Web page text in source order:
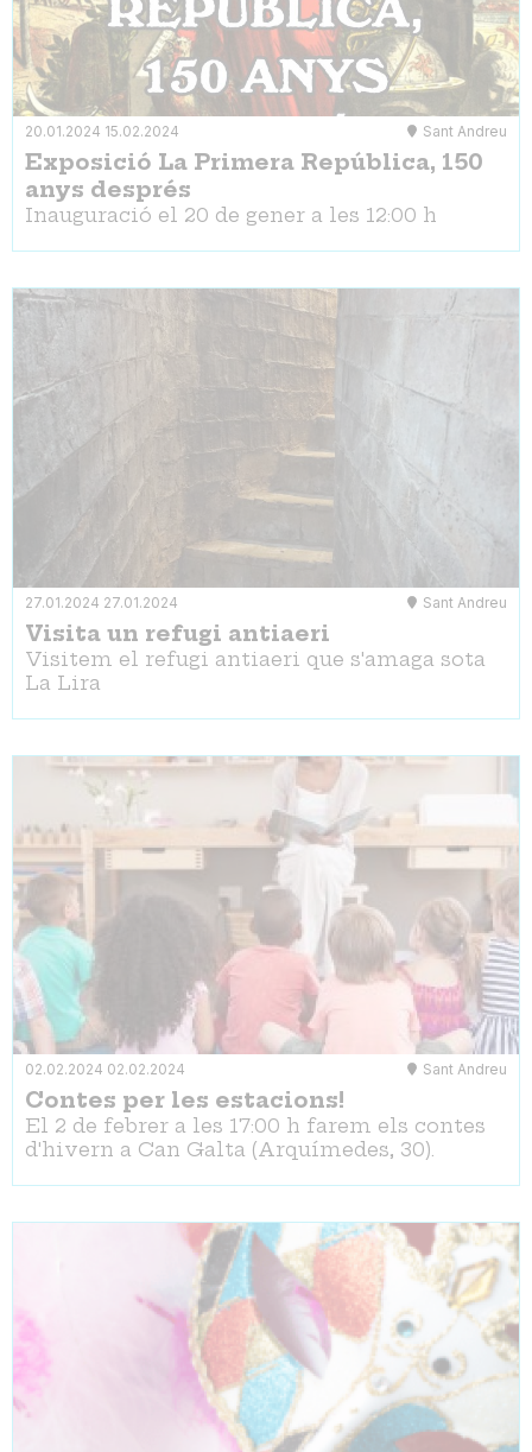
20.01.2024 15.02.2024 Sant Andreu
Exposició La Primera República, 150
anys després
Inauguració el 20 de gener a les 12:00 h
27.01.2024 27.01.2024 Sant Andreu
Visita un refugi antiaeri
Visitem el refugi antiaeri que s'amaga sota
La Lira
02.02.2024 02.02.2024 Sant Andreu
Contes per les estacions!
El 2 de febrer a les 17:00 h farem els contes
d'hivern a Can Galta (Arquímedes, 30).